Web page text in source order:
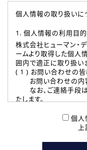
個人情報の取り扱いに
1. 個人情報の利用目的
株式会社ヒューマン・
ームより取得した個人
囲内で適正に取り扱い
( 1 ) お問い合わせの
お問い合わせの内容
なお、ご連絡手段は
たします。
本登録に関するご連
たします。
個人